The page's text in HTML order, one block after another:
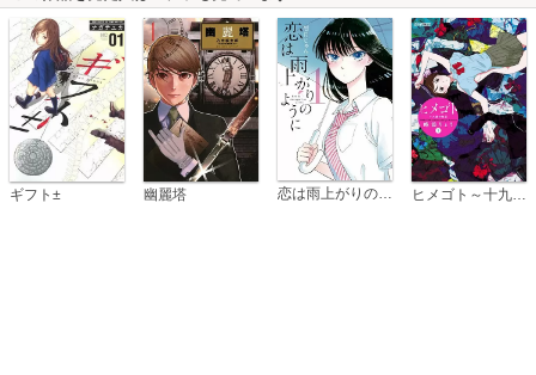
ギフト± 幽麗塔 恋は雨上がりのように